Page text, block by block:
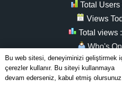
Total
Views
Total views
Who's
Bu web sitesi, deneyiminizi geliştirmek
çerezler kullanır. Bu siteyi kullanmaya
devam ederseniz, kabul etmiş